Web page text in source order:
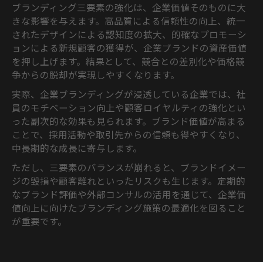
ブランディング三要素の強化は、企業価値そのものに大
きな影響を与えます。高品質による信頼性の向上、統一
されたデザインによる認知度の拡大、的確なプロモーシ
ョンによる新規顧客の獲得が、企業ブランドの資産価値
を押し上げます。結果として、競合との差別化や価格競
争からの脱却が実現しやすくなります。
実際、企業ブランディングが浸透している企業では、社
員のモチベーション向上や顧客ロイヤルティの強化とい
った副次的な効果も見られます。ブランド価値が高まる
ことで、採用活動や取引先からの信頼も得やすくなり、
中長期的な成長に寄与します。
ただし、三要素のバランスが崩れると、ブランドイメー
ジの毀損や顧客離れといったリスクも生じます。定期的
なブランド評価や外部コンサルの活用を通じて、企業価
値向上に向けたブランディング施策の最適化を図ること
が重要です。